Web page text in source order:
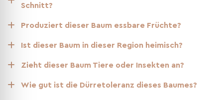
haben? Entdecken Sie unsere
weiteren Kategorien
Andere Kategorien
Ginkgobaum
Schnitt?
Produziert dieser Baum essbare Früchte?
Ist dieser Baum in dieser Region heimisch?
Zieht dieser Baum Tiere oder Insekten an?
Wie gut ist die Dürretoleranz dieses Baumes?